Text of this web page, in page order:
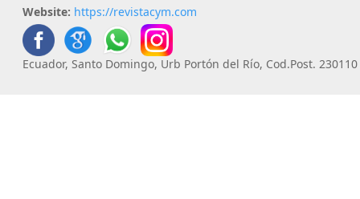
Website: https://revistacym.com
Ecuador, Santo Domingo, Urb Portón del Río, Cod.Post. 230110